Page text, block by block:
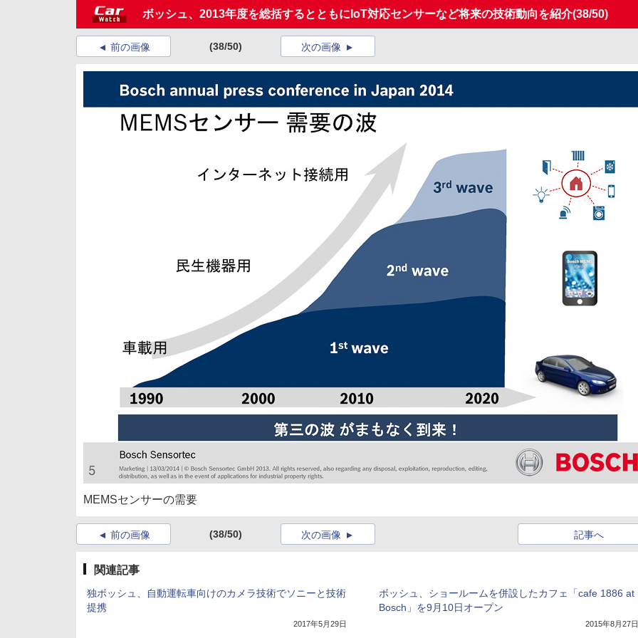
ボッシュ、2013年度を総括するとともにIoT対応センサーなど将来の技術動向を紹介(38/50)
前の画像 (38/50) 次の画像
MEMSセンサーの需要
前の画像 (38/50) 記事へ
次の画像
関連記事
独ボッシュ、自動運転車向けのカメラ技術でソニーと技術
提携
2017年5月29日
ボッシュ、ショールームを併設したカフェ「cafe 1886 at
Bosch」を9月10日オープン
2015年8月27日